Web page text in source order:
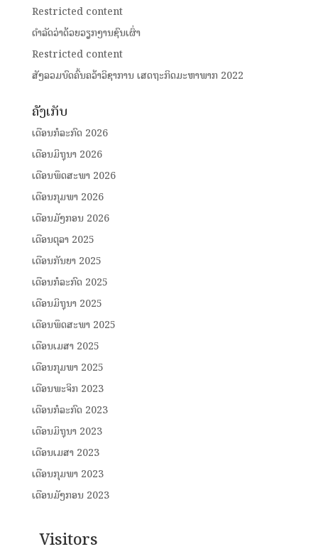
Restricted content
ດໍາລັດວ່າດ້ວຍວຽກງານຊົນເຜົ່າ
Restricted content
ສັງລວມບົດຄົ້ນຄວ້າວິຊາການ ເສດຖະກິດມະຫາພາກ 2022
ຄັງເກັບ
ເດືອນກໍລະກົດ 2026
ເດືອນມິຖຸນາ 2026
ເດືອນພຶດສະພາ 2026
ເດືອນກຸມພາ 2026
ເດືອນມັງກອນ 2026
ເດືອນຕຸລາ 2025
ເດືອນກັນຍາ 2025
ເດືອນກໍລະກົດ 2025
ເດືອນມິຖຸນາ 2025
ເດືອນພຶດສະພາ 2025
ເດືອນເມສາ 2025
ເດືອນກຸມພາ 2025
ເດືອນພະຈິກ 2023
ເດືອນກໍລະກົດ 2023
ເດືອນມິຖຸນາ 2023
ເດືອນເມສາ 2023
ເດືອນກຸມພາ 2023
ເດືອນມັງກອນ 2023
Visitors